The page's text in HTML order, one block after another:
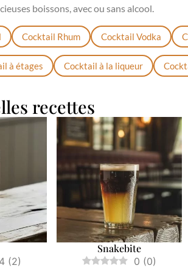
boissons, avec ou sans alcool.
Cocktail Rhum Cocktail Vodka
à étages Cocktail à la liqueur
recettes
4 (2)
Snakebite
0 (0)